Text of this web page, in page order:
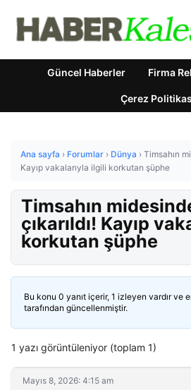
Güncel Haberler Firma
Çerez
Ana sayfa › Forumlar › Dünya › Timsahın
Kayıp vakalarıyla ilgili korkutan şüphe
Timsahın
çıkarıldı! Kayıp
korkutan şüphe
Bu konu 0 yanıt içerir, 1 izleyen vardır ve
tarafından güncellenmiştir.
1 yazı görüntüleniyor (toplam 1)
Mayıs 8, 2026: 4:15 am